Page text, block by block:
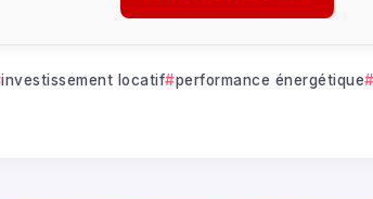
investissement locatif performance énergétique